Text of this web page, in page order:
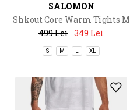
SALOMON
Shkout Core Warm Tights M
499 Lei 349 Lei
S M XL